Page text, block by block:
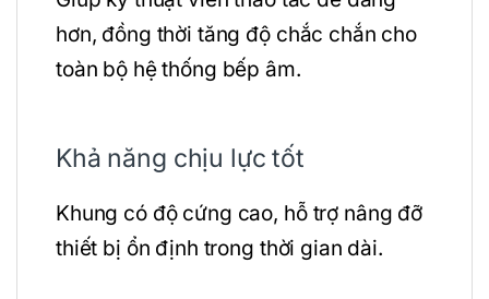
hơn, đồng thời tăng độ chắc chắn cho
toàn bộ hệ thống bếp âm.
Khả năng chịu lực tốt
Khung có độ cứng cao, hỗ trợ nâng đỡ
thiết bị ổn định trong thời gian dài.